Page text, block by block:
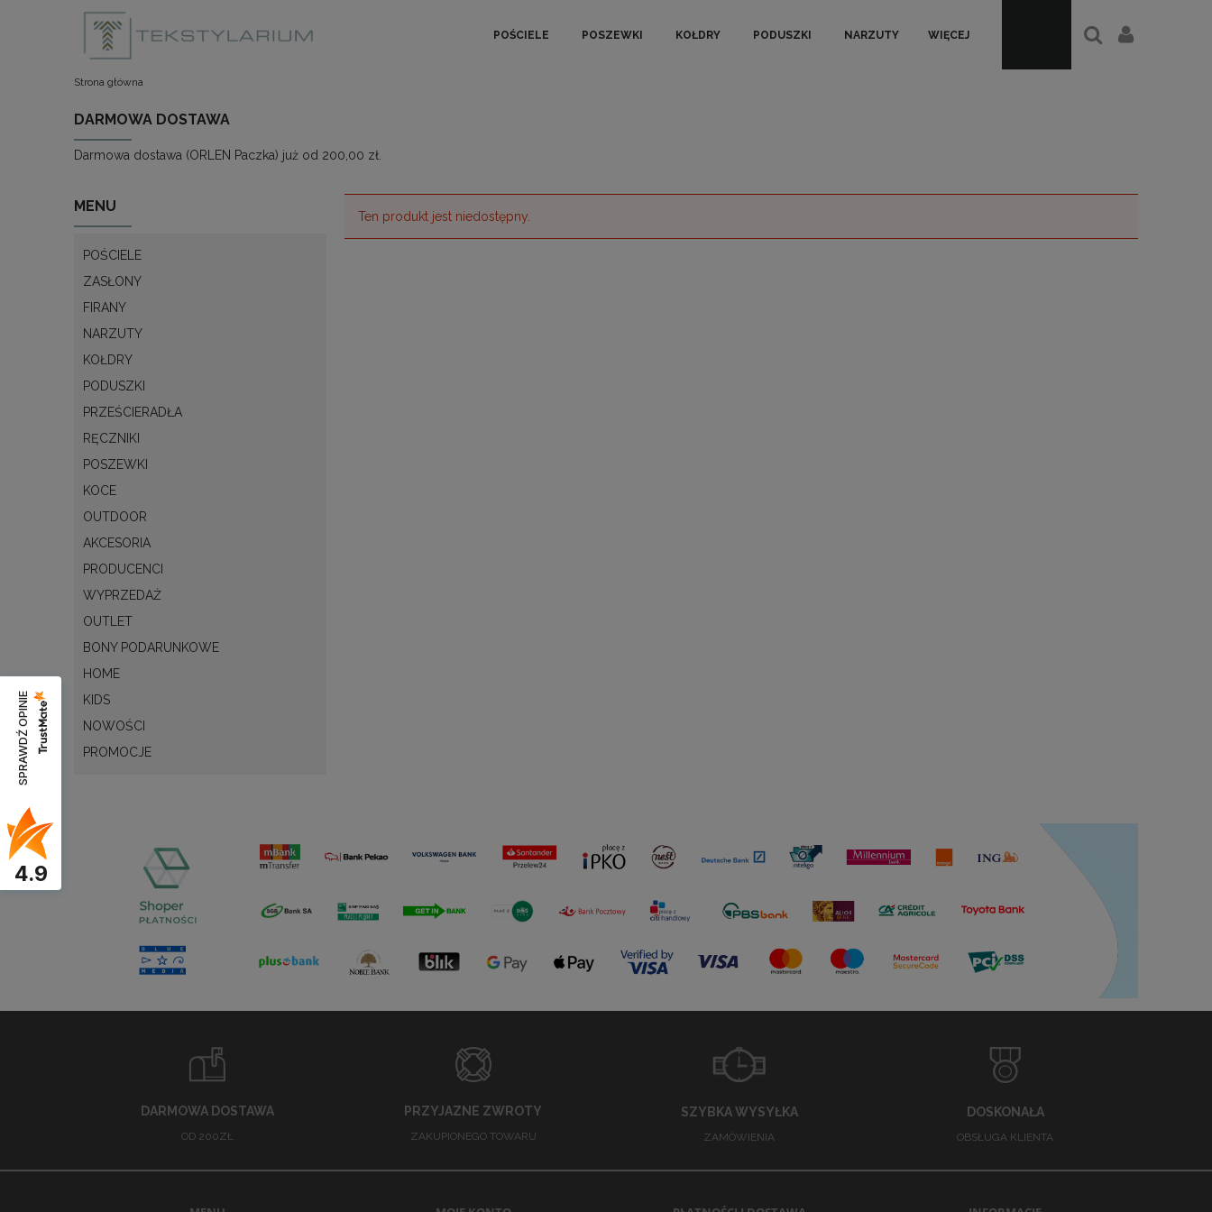
POŚCIELE POSZEWKI KOŁDRY PODUSZKI NARZUTY WIĘCEJ
Strona główna
DARMOWA DOSTAWA
Darmowa dostawa (ORLEN Paczka) już od 200,00 zł.
MENU
POŚCIELE
ZASŁONY
FIRANY
NARZUTY
KOŁDRY
PODUSZKI
PRZEŚCIERADŁA
RĘCZNIKI
POSZEWKI
KOCE
OUTDOOR
AKCESORIA
PRODUCENCI
WYPRZEDAŻ
OUTLET
BONY PODARUNKOWE
HOME
KIDS
NOWOŚCI
PROMOCJE
Ten produkt jest niedostępny.
DARMOWA DOSTAWA
OD 200ZŁ
PRZYJAZNE ZWROTY
ZAKUPIONEGO TOWARU
SZYBKA WYSYŁKA
ZAMÓWIENIA
DOSKONAŁA
OBSŁUGA KLIENTA
SPRAWDŹ OPINIE
4.9